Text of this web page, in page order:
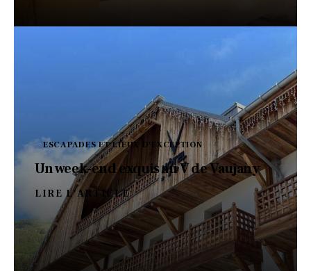
ESCAPADES ET LIEUX D'EXCEPTION
Un week-end exquis au V de Vaujany
LIRE L'ARTICLE